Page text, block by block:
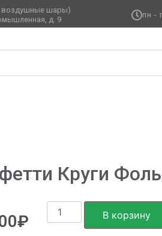
воздушные шары)
д. 9
пн -
Круги
₽ В корзину